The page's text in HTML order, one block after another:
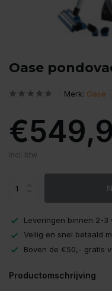
Oase
Merk: Oase
Incl. btw
Leveringen binnen 2-3
Veilig en snel betaald
Boven de €50,- gratis
Productomschrijving